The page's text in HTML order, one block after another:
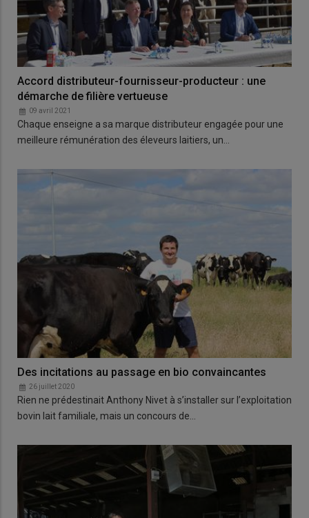
Accord distributeur-fournisseur-producteur : une
démarche de filière vertueuse
09 avril 2021
Chaque enseigne a sa marque distributeur engagée pour une
meilleure rémunération des éleveurs laitiers, un…
Des incitations au passage en bio convaincantes
26 juillet 2020
Rien ne prédestinait Anthony Nivet à s’installer sur l’exploitation
bovin lait familiale, mais un concours de…